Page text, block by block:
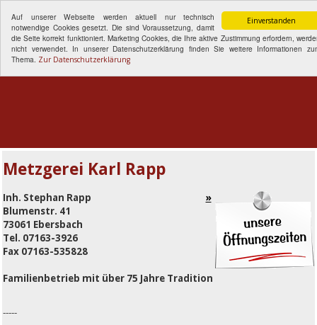
Einverstanden
Auf unserer Webseite werden aktuell nur technisch
notwendige Cookies gesetzt. Die sind Voraussetzung, damit
die Seite korrekt funktioniert. Marketing Cookies, die Ihre aktive Zustimmung erfordern,
nicht verwendet. In unserer Datenschutzerklärung finden Sie weitere Informationen
Thema. Zur Datenschutzerklärung
Metzgerei Karl Rapp
Inh. Stephan Rapp
Blumenstr. 41
73061 Ebersbach
Tel. 07163-3926
Fax 07163-535828
Familienbetrieb mit über 75 Jahre Tradition
-----